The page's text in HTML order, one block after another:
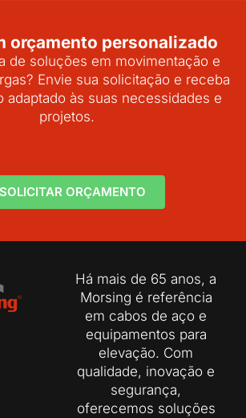
orçamento personalizado
de soluções em movimentação e
Envie sua solicitação e receba
adaptado às suas necessidades e
projetos.
SOLICITAR ORÇAMENTO
Há mais de 65 anos, a
Morsing é referência
em cabos de aço e
equipamentos para
elevação. Com
qualidade, inovação e
segurança,
oferecemos soluções